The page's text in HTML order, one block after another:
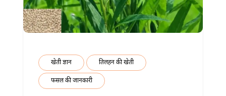
खेती ज्ञान तिलहन की खेती
फसल की जानकारी